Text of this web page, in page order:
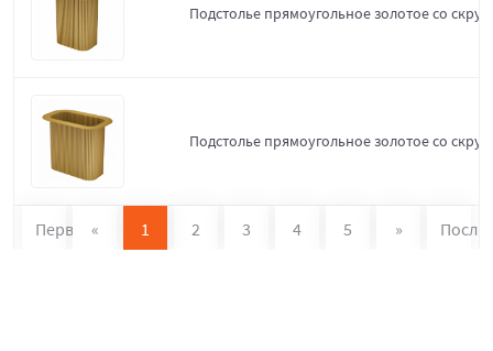
Подстолье прямоугольное золотое со
Подстолье прямоугольное золотое со
Первая « 1 2 3 4 5 »